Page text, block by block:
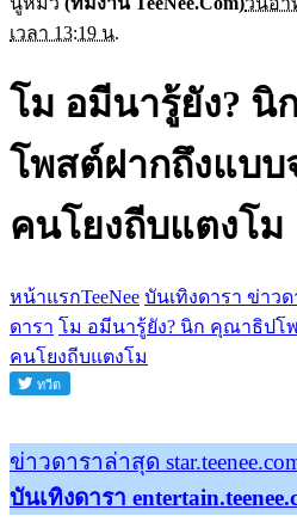
เวลา 13:19 น.
โม อมีนารู้ยัง? นิ
โพสต์ฝากถึงแบบ
คนโยงถีบแตงโม
หน้าแรกTeeNee บันเทิงดารา ข่าว
ดารา โม อมีนารู้ยัง? นิก คุณาธิปโ
คนโยงถีบแตงโม
ข่าวดาราล่าสุด
บันเทิงดารา